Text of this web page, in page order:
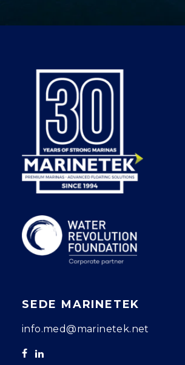
SEDE MARINETEK
info.med@marinetek.net